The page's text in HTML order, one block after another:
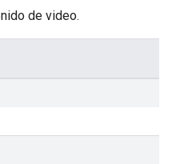
de video.